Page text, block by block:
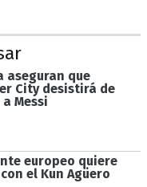
aseguran que
City desistirá de
Messi
europeo quiere
el Kun Agüero